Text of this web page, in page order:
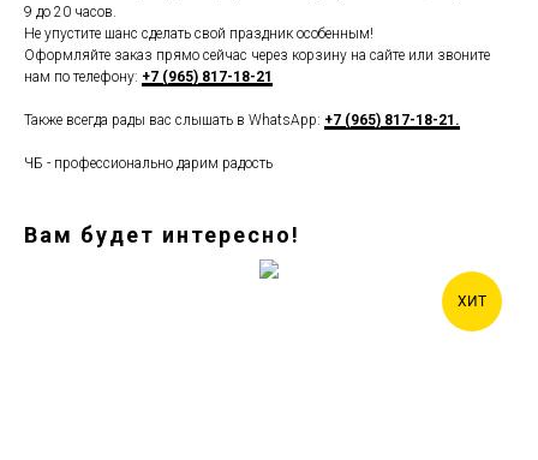
9 до 20 часов.
Не упустите шанс сделать свой праздник особенным!
Оформляйте заказ прямо сейчас через корзину на сайте или звоните
нам по телефону: +7 (965) 817-18-21
Также всегда рады вас слышать в WhatsApp: +7 (965) 817-18-21.
ЧБ - профессионально дарим радость
Вам будет интересно!
ХИТ